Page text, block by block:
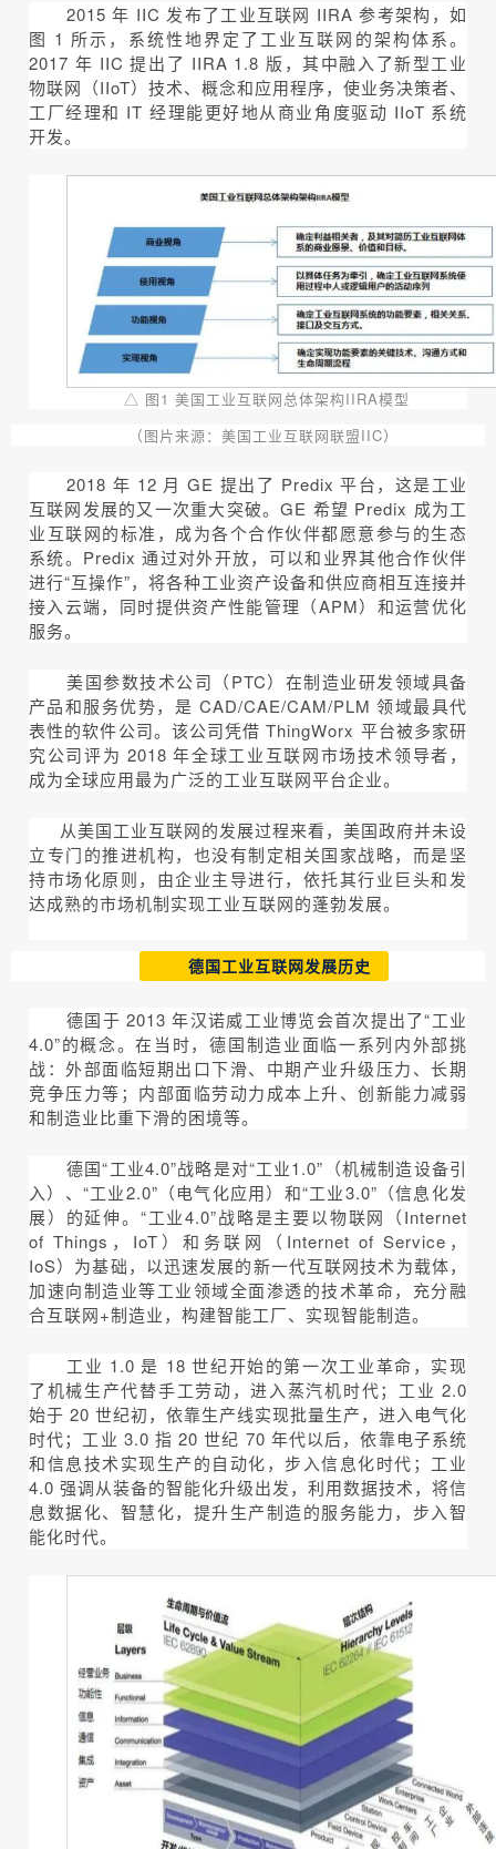
2015 年 IIC 发布了工业互联网 IIRA 参考架构，如
图 1 所示，系统性地界定了工业互联网的架构体系。
2017 年 IIC 提出了 IIRA 1.8 版，其中融入了新型工业
物联网（IIoT）技术、概念和应用程序，使业务决策者、
工厂经理和 IT 经理能更好地从商业角度驱动 IIoT 系统
开发。
△ 图1 美国工业互联网总体架构IIRA模型
（图片来源：美国工业互联网联盟IIC）
2018 年 12 月 GE 提出了 Predix 平台，这是工业
互联网发展的又一次重大突破。GE 希望 Predix 成为工
业互联网的标准，成为各个合作伙伴都愿意参与的生态
系统。Predix 通过对外开放，可以和业界其他合作伙伴
进行“互操作”，将各种工业资产设备和供应商相互连接并
接入云端，同时提供资产性能管理（APM）和运营优化
服务。
美国参数技术公司（PTC）在制造业研发领域具备
产品和服务优势，是 CAD/CAE/CAM/PLM 领域最具代
表性的软件公司。该公司凭借 ThingWorx 平台被多家研
究公司评为 2018 年全球工业互联网市场技术领导者，
成为全球应用最为广泛的工业互联网平台企业。
从美国工业互联网的发展过程来看，美国政府并未设
立专门的推进机构，也没有制定相关国家战略，而是坚
持市场化原则，由企业主导进行，依托其行业巨头和发
达成熟的市场机制实现工业互联网的蓬勃发展。
德国工业互联网发展历史
德国于 2013 年汉诺威工业博览会首次提出了“工业
4.0”的概念。在当时，德国制造业面临一系列内外部挑
战：外部面临短期出口下滑、中期产业升级压力、长期
竞争压力等；内部面临劳动力成本上升、创新能力减弱
和制造业比重下滑的困境等。
德国“工业4.0”战略是对“工业1.0”（机械制造设备引
入）、“工业2.0”（电气化应用）和“工业3.0”（信息化发
展）的延伸。“工业4.0”战略是主要以物联网（Internet
of Things，IoT）和务联网（Internet of Service，
IoS）为基础，以迅速发展的新一代互联网技术为载体，
加速向制造业等工业领域全面渗透的技术革命，充分融
合互联网+制造业，构建智能工厂、实现智能制造。
工业 1.0 是 18 世纪开始的第一次工业革命，实现
了机械生产代替手工劳动，进入蒸汽机时代；工业 2.0
始于 20 世纪初，依靠生产线实现批量生产，进入电气化
时代；工业 3.0 指 20 世纪 70 年代以后，依靠电子系统
和信息技术实现生产的自动化，步入信息化时代；工业
4.0 强调从装备的智能化升级出发，利用数据技术，将信
息数据化、智慧化，提升生产制造的服务能力，步入智
能化时代。